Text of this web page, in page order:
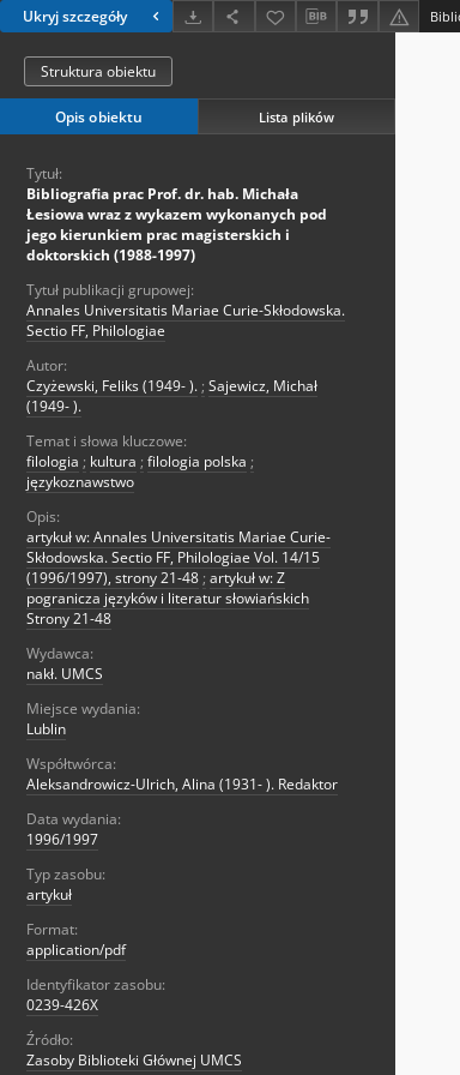
Ukryj szczegóły
Struktura obiektu
Opis obiektu Lista plików
Tytuł:
Bibliografia prac Prof. dr. hab. Michała
Łesiowa wraz z wykazem wykonanych pod
jego kierunkiem prac magisterskich i
doktorskich (1988-1997)
Tytuł publikacji grupowej:
Annales Universitatis Mariae Curie-Skłodowska.
Sectio FF, Philologiae
Autor:
Czyżewski, Feliks (1949- ). ; Sajewicz, Michał
(1949- ).
Temat i słowa kluczowe:
filologia ; kultura ; filologia polska ;
językoznawstwo
Opis:
artykuł w: Annales Universitatis Mariae Curie-
Skłodowska. Sectio FF, Philologiae Vol. 14/15
(1996/1997), strony 21-48 ; artykuł w: Z
pogranicza języków i literatur słowiańskich
Strony 21-48
Wydawca:
nakł. UMCS
Miejsce wydania:
Lublin
Współtwórca:
Aleksandrowicz-Ulrich, Alina (1931- ). Redaktor
Data wydania:
1996/1997
Typ zasobu:
artykuł
Format:
application/pdf
Identyfikator zasobu:
0239-426X
Źródło:
Zasoby Biblioteki Głównej UMCS